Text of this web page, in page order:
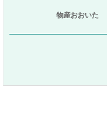
物産おおいた